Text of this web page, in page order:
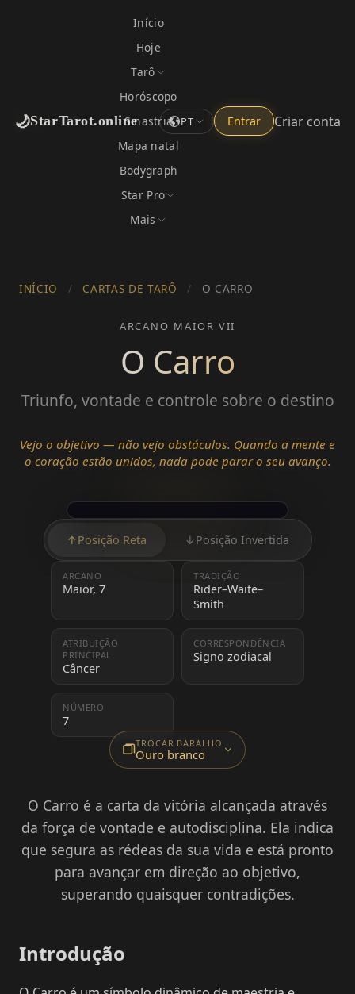
🌙StarTarot.online
Início
Hoje
Tarô
Horóscopo
Sinastria
Mapa natal
Bodygraph
Star Pro
Mais
PT Entrar Criar conta
INÍCIO / CARTAS DE TARÔ / O CARRO
ARCANO MAIOR VII
O Carro
Triunfo, vontade e controle sobre o destino
Vejo o objetivo — não vejo obstáculos. Quando a mente e
o coração estão unidos, nada pode parar o seu avanço.
↑ Posição Reta ↓ Posição Invertida
ARCANO
Maior, 7
TRADIÇÃO
Rider–Waite–
Smith
ATRIBUIÇÃO
PRINCIPAL
Câncer
CORRESPONDÊNCIA
Signo zodiacal
NÚMERO
7
TROCAR BARALHO
Ouro branco
O Carro é a carta da vitória alcançada através
da força de vontade e autodisciplina. Ela indica
que segura as rédeas da sua vida e está pronto
para avançar em direção ao objetivo,
superando quaisquer contradições.
Introdução